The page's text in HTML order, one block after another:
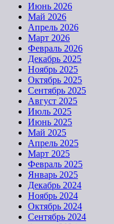
Июнь 2026
Май 2026
Апрель 2026
Март 2026
Февраль 2026
Декабрь 2025
Ноябрь 2025
Октябрь 2025
Сентябрь 2025
Август 2025
Июль 2025
Июнь 2025
Май 2025
Апрель 2025
Март 2025
Февраль 2025
Январь 2025
Декабрь 2024
Ноябрь 2024
Октябрь 2024
Сентябрь 2024